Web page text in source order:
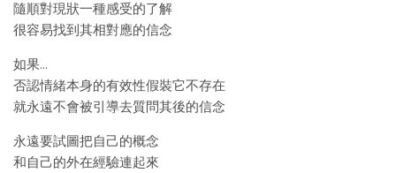
隨順對現狀一種感受的了解
很容易找到其相對應的信念
如果…
否認情緒本身的有效性假裝它不存在
就永遠不會被引導去質問其後的信念
永遠要試圖把自己的概念
和自己的外在經驗連起來